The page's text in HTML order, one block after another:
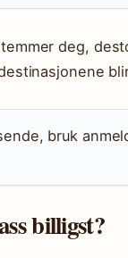
deg,
bruk
billigst?